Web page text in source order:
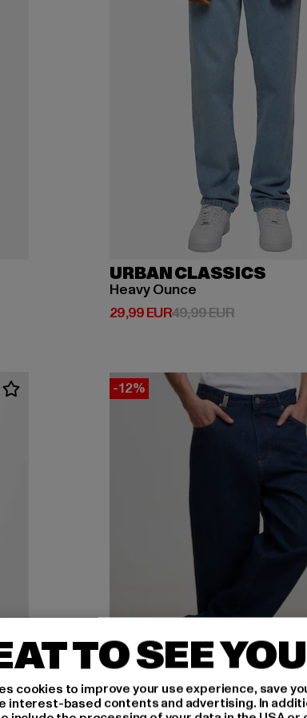
URBAN CLASSICS
Heavy Ounce
29,99 EUR
Derzeitiger Preis: 29,99 EUR
49,99 EUR
-12%
TO SEE
cookies to improve your use experience, save
interest-based contents and advertising. In